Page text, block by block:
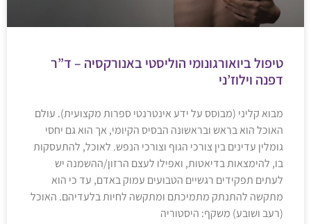
טיפול ביואורגונומי הוליסטי באנורקסיה – ד”ר
דפנה וילוז’ני
מבוא קליני (מבוסס על ידע אינטרנטי ספרות מקצועית). עולם
האוכל הוא בראש ובראשונה הבסיס הקיומי, אך הוא גם יחסי
גומלין עדינים בין צורכי הגוף וצורכי הנפש. לאוכל, להתעסקות
בו, להימצאות בדיאטות, ואפילו לעצם הרזון/ההשמנה יש
לעתים תפקידים רגשיים הטבועים עמוק באדם, עד כי הוא
מתקשה להתנתק מתמיכתם ומתקשה לחיות בלעדיהם. האוכל
(רעב ושובע) משקף: היסטוריה